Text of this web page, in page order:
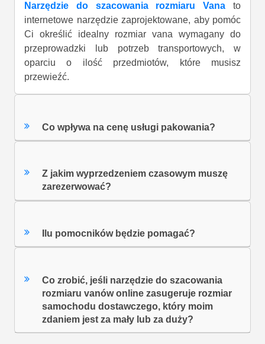
Narzędzie do szacowania rozmiaru Vana to
internetowe narzędzie zaprojektowane, aby pomóc
Ci określić idealny rozmiar vana wymagany do
przeprowadzki lub potrzeb transportowych, w
oparciu o ilość przedmiotów, które musisz
przewieźć.
Co wpływa na cenę usługi pakowania?
Z jakim wyprzedzeniem czasowym muszę
zarezerwować?
Ilu pomocników będzie pomagać?
Co zrobić, jeśli narzędzie do szacowania
rozmiaru vanów online zasugeruje rozmiar
samochodu dostawczego, który moim
zdaniem jest za mały lub za duży?